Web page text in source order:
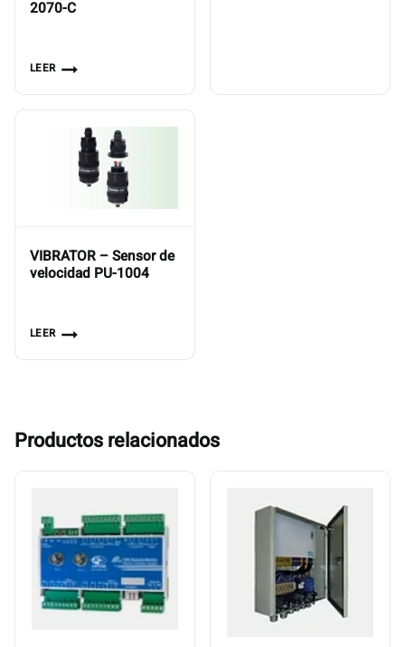
2070-C
LEER
VIBRATOR – Sensor de
velocidad PU-1004
LEER
Productos relacionados